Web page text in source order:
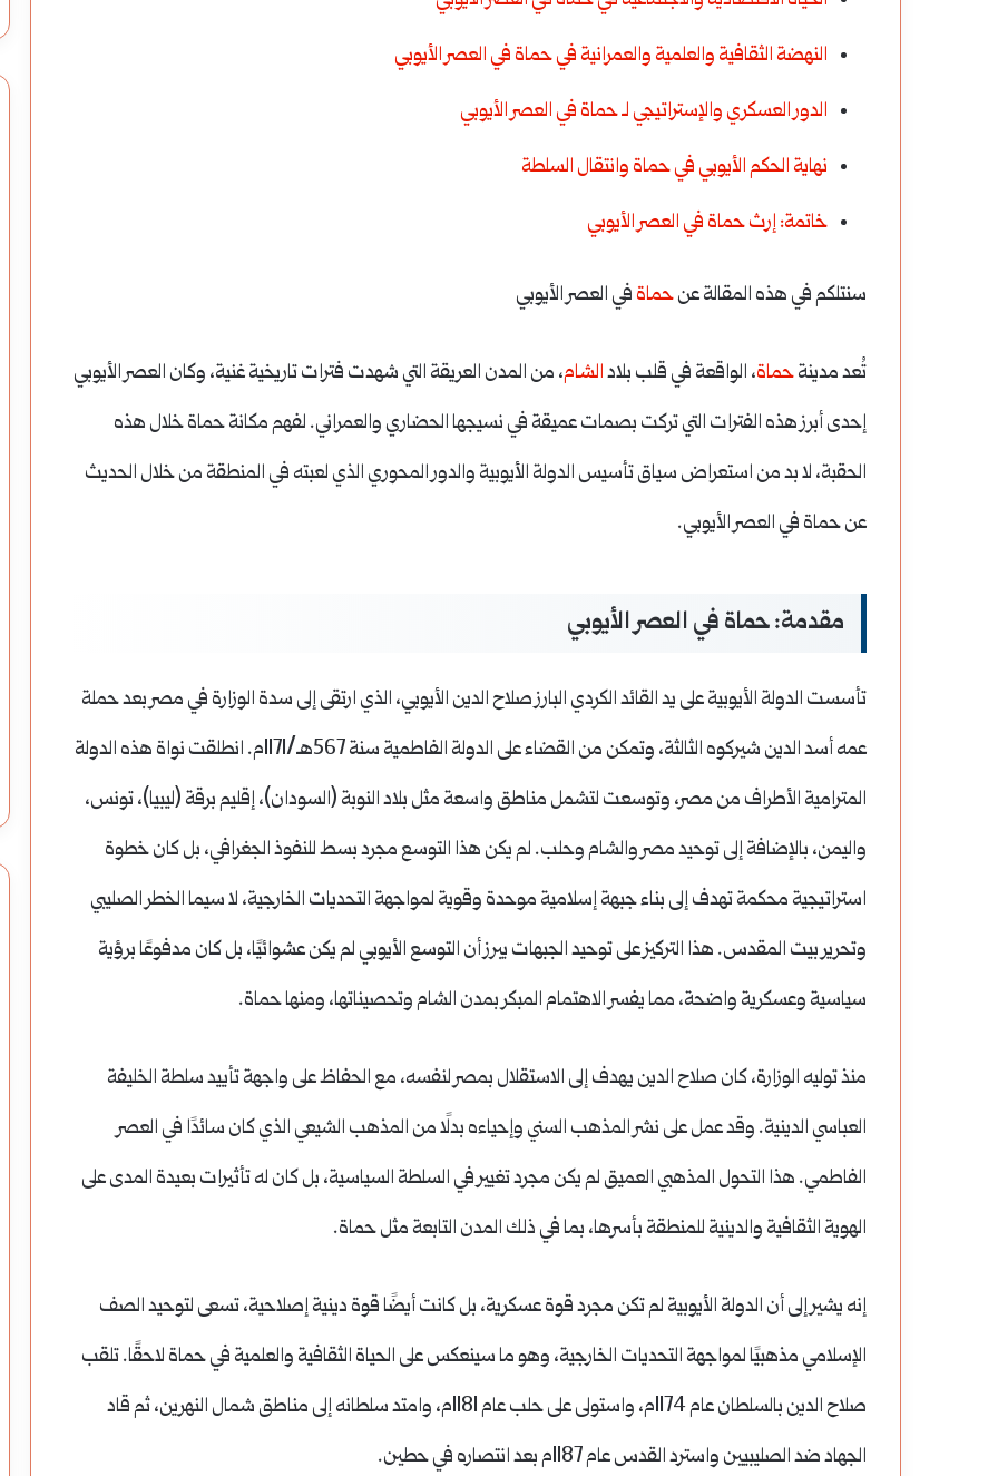
النهضة الثقافية والعلمية والعمرانية في حماة في العصر الأيوبي
الدور العسكري والإستراتيجي لـ حماة في العصر الأيوبي
نهاية الحكم الأيوبي في حماة وانتقال السلطة
خاتمة: إرث حماة في العصر الأيوبي
سنتلكم في هذه المقالة عنحماة في العصر الأيوبي
تُعد مدينةحماة، الواقعة في قلب بلادالشام، من المدن العريقة التي شهدت فترات تاريخية غنية، وكان العصر الأيوبي
إحدى أبرز هذه الفترات التي تركت بصمات عميقة في نسيجها الحضاري والعمراني. لفهم مكانة حماة خلال هذه
الحقبة، لا بد من استعراض سياق تأسيس الدولة الأيوبية والدور المحوري الذي لعبته في المنطقة من خلال الحديث
عن حماة في العصر الأيوبي.
مقدمة: حماة في العصر الأيوبي
تأسست الدولة الأيوبية على يد القائد الكردي البارز صلاح الدين الأيوبي، الذي ارتقى إلى سدة الوزارة في مصر بعد حملة
عمه أسد الدين شيركوه الثالثة، وتمكن من القضاء على الدولة الفاطمية سنة 567هـ/1171م. انطلقت نواة هذه الدولة
المترامية الأطراف من مصر، وتوسعت لتشمل مناطق واسعة مثل بلاد النوبة (السودان)، إقليم برقة (ليبيا)، تونس،
واليمن، بالإضافة إلى توحيد مصر والشام وحلب. لم يكن هذا التوسع مجرد بسط للنفوذ الجغرافي، بل كان خطوة
استراتيجية محكمة تهدف إلى بناء جبهة إسلامية موحدة وقوية لمواجهة التحديات الخارجية، لا سيما الخطر الصليبي
وتحرير بيت المقدس. هذا التركيز على توحيد الجبهات يبرز أن التوسع الأيوبي لم يكن عشوائيًا، بل كان مدفوعًا برؤية
سياسية وعسكرية واضحة، مما يفسر الاهتمام المبكر بمدن الشام وتحصيناتها، ومنها حماة.
منذ توليه الوزارة، كان صلاح الدين يهدف إلى الاستقلال بمصر لنفسه، مع الحفاظ على واجهة تأييد سلطة الخليفة
العباسي الدينية. وقد عمل على نشر المذهب السني وإحياءه بدلًا من المذهب الشيعي الذي كان سائدًا في العصر
الفاطمي. هذا التحول المذهبي العميق لم يكن مجرد تغيير في السلطة السياسية، بل كان له تأثيرات بعيدة المدى على
الهوية الثقافية والدينية للمنطقة بأسرها، بما في ذلك المدن التابعة مثل حماة.
إنه يشير إلى أن الدولة الأيوبية لم تكن مجرد قوة عسكرية، بل كانت أيضًا قوة دينية إصلاحية، تسعى لتوحيد الصف
الإسلامي مذهبيًا لمواجهة التحديات الخارجية، وهو ما سينعكس على الحياة الثقافية والعلمية في حماة لاحقًا. تلقب
صلاح الدين بالسلطان عام 1174م، واستولى على حلب عام 1181م، وامتد سلطانه إلى مناطق شمال النهرين، ثم قاد
الجهاد ضد الصليبيين واسترد القدس عام 1187م بعد انتصاره في حطين.